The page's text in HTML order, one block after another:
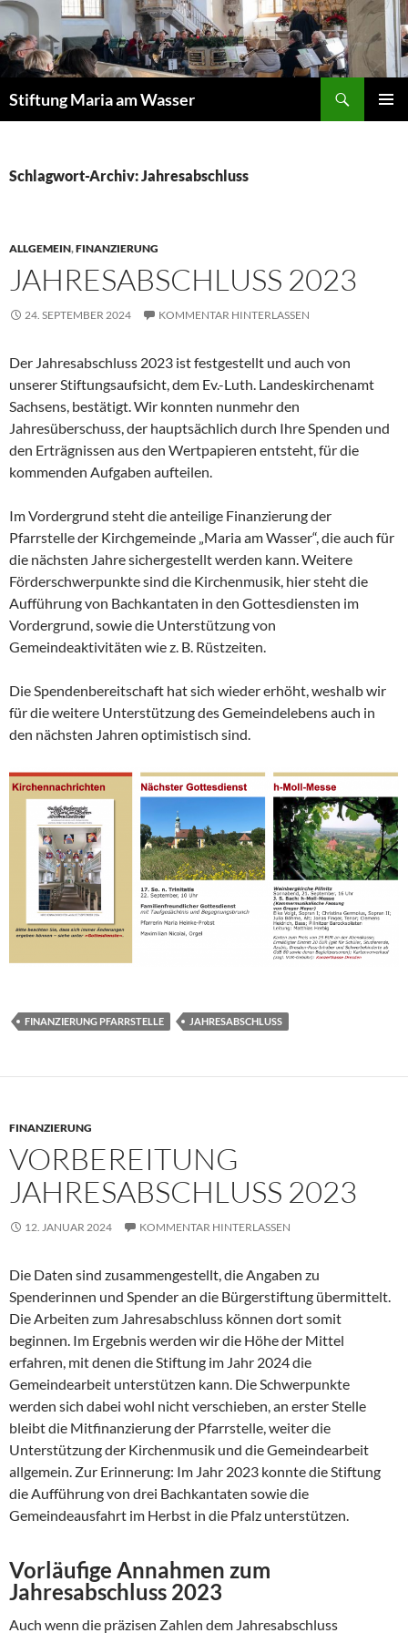
Zum
Inhalt
springen
Stiftung Maria am Wasser
Schlagwort-Archiv: Jahresabschluss
ALLGEMEIN,FINANZIERUNG
JAHRESABSCHLUSS 2023
24. SEPTEMBER 2024 KOMMENTAR HINTERLASSEN
Der Jahresabschluss 2023 ist festgestellt und auch von
unserer Stiftungsaufsicht, dem Ev.-Luth. Landeskirchenamt
Sachsens, bestätigt. Wir konnten nunmehr den
Jahresüberschuss, der hauptsächlich durch Ihre Spenden und
den Erträgnissen aus den Wertpapieren entsteht, für die
kommenden Aufgaben aufteilen.
Im Vordergrund steht die anteilige Finanzierung der
Pfarrstelle der Kirchgemeinde „Maria am Wasser“, die auch für
die nächsten Jahre sichergestellt werden kann. Weitere
Förderschwerpunkte sind die Kirchenmusik, hier steht die
Aufführung von Bachkantaten in den Gottesdiensten im
Vordergrund, sowie die Unterstützung von
Gemeindeaktivitäten wie z. B. Rüstzeiten.
Die Spendenbereitschaft hat sich wieder erhöht, weshalb wir
für die weitere Unterstützung des Gemeindelebens auch in
den nächsten Jahren optimistisch sind.
FINANZIERUNG PFARRSTELLE JAHRESABSCHLUSS
FINANZIERUNG
VORBEREITUNG
JAHRESABSCHLUSS 2023
12. JANUAR 2024 KOMMENTAR HINTERLASSEN
Die Daten sind zusammengestellt, die Angaben zu
Spenderinnen und Spender an die Bürgerstiftung übermittelt.
Die Arbeiten zum Jahresabschluss können dort somit
beginnen. Im Ergebnis werden wir die Höhe der Mittel
erfahren, mit denen die Stiftung im Jahr 2024 die
Gemeindearbeit unterstützen kann. Die Schwerpunkte
werden sich dabei wohl nicht verschieben, an erster Stelle
bleibt die Mitfinanzierung der Pfarrstelle, weiter die
Unterstützung der Kirchenmusik und die Gemeindearbeit
allgemein. Zur Erinnerung: Im Jahr 2023 konnte die Stiftung
die Aufführung von drei Bachkantaten sowie die
Gemeindeausfahrt im Herbst in die Pfalz unterstützen.
Vorläufige Annahmen zum
Jahresabschluss 2023
Auch wenn die präzisen Zahlen dem Jahresabschluss